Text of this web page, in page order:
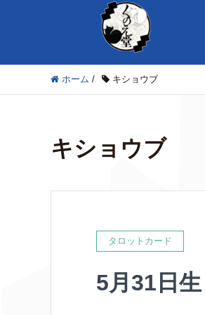
ホーム / キショウブ
キショウブ
タロットカード
5月31日生